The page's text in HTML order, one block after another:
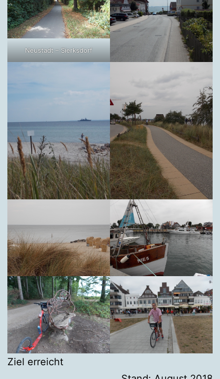
Neustadt – Sierksdorf
Ziel erreicht